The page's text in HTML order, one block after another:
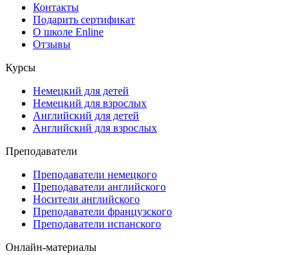
Контакты
Подарить сертификат
О школе Enline
Отзывы
Курсы
Немецкий для детей
Немецкий для взрослых
Английский для детей
Английский для взрослых
Преподаватели
Преподаватели немецкого
Преподаватели английского
Носители английского
Преподаватели французского
Преподаватели испанского
Онлайн-материалы